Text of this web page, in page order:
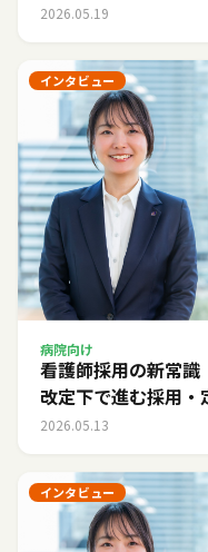
2026.05.19
インタビュー
病院向け
看護師採用の新常識
改定下で進む採用・
2026.05.13
インタビュー